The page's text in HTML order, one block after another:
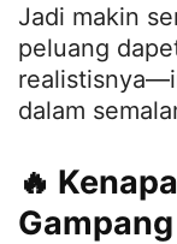
Jadi makin
peluang
dalam
🔥